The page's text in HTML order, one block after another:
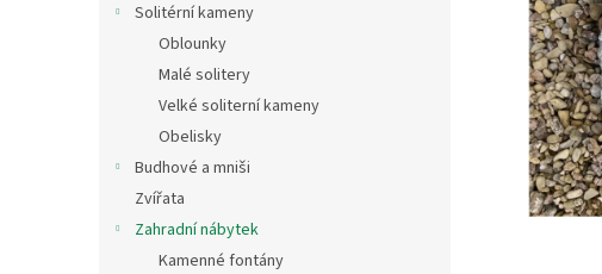
Solitérní kameny
Oblounky
Malé solitery
Velké soliterní kameny
Obelisky
Budhové a mniši
Zvířata
Zahradní nábytek
Kamenné fontány